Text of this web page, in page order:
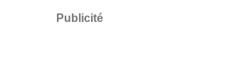
Publicité